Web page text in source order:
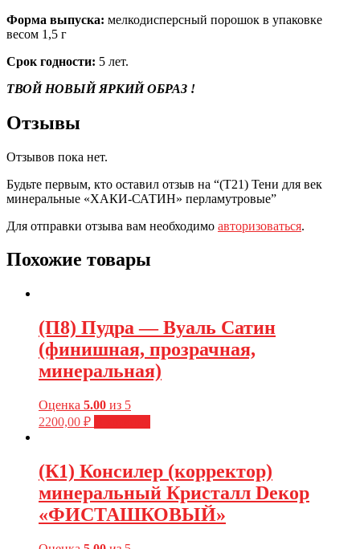
Форма выпуска: мелкодисперсный порошок в упаковке
весом 1,5 г
Срок годности: 5 лет.
ТВОЙ НОВЫЙ ЯРКИЙ ОБРАЗ !
Отзывы
Отзывов пока нет.
Будьте первым, кто оставил отзыв на “(Т21) Тени для век
минеральные «ХАКИ-САТИН» перламутровые”
Для отправки отзыва вам необходимо авторизоваться.
Похожие товары
(П8) Пудра — Вуаль Сатин
(финишная, прозрачная,
минеральная)
Оценка 5.00 из 5
2200,00 ₽
(К1) Консилер (корректор)
минеральный Кристалл Dекор
«ФИСТАШКОВЫЙ»